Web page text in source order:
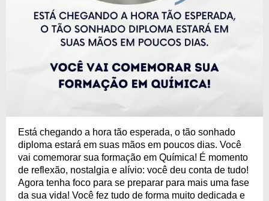
Está chegando a hora tão esperada, o tão sonhado
diploma estará em suas mãos em poucos dias. Você
vai comemorar sua formação em Química! É momento
de reflexão, nostalgia e alívio: você deu conta de tudo!
Agora tenha foco para se preparar para mais uma fase
da sua vida! Você fez tudo de forma muito dedicada e